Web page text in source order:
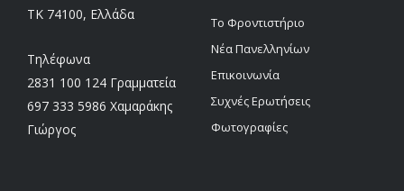
TK 74100, Ελλάδα
Τηλέφωνα
2831 100 124 Γραμματεία
697 333 5986 Χαμαράκης
Γιώργος
Το Φροντιστήριο
Νέα Πανελληνίων
Επικοινωνία
Συχνές Ερωτήσεις
Φωτογραφίες